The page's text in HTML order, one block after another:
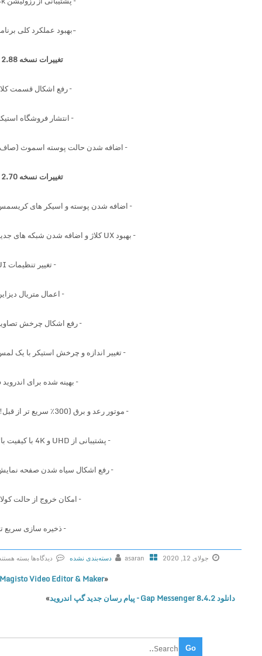
-بهبود عملکرد کلی برنامه
تغییرات نسخه 2.88 :
– رفع اشکال قسمت کلاژ
– انتشار فروشگاه استیکر
– اضافه شدن حالت پوسته اسموث (صاف)
تغییرات نسخه 2.70 :
– اضافه شدن پوسته و اسیکر های کریسمس
– بهبود UX کلاژ و اضافه شدن شبکه های جدید
– تغییر تنظیمات UI
– اعمال متریال دیزاین
– رفع اشکال چرخش تصاویر
– تغییر اندازه و چرخش استیکر با یک لمس
– بهینه شده برای اندروید 6
موتوررعد و برق( 300٪ سریع تر از قبل!)
پشتیبانی ازUHDو4K با کیفیت بالا
– رفع اشکال سیاه شدن صفحه نمایش
– امکانخروج از حالت کولاژ
– ذخیره سازی سریع تر
جولای 12, 2020 asaran دسته‌بندی نشده
دیدگاه‌ها
ر
ا
ا
بسته هستند
Magisto Video Editor & Maker
دانلود Gap Messenger 8.4.2 – پیام رسان جدید گپ اندروید
»